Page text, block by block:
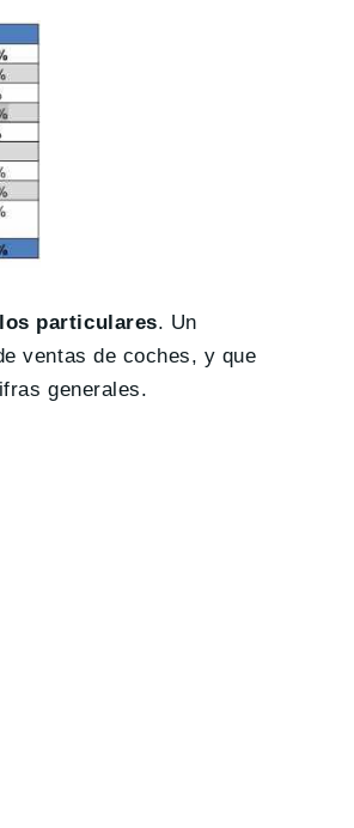
particulares. Un
ventas de coches, y que
generales.